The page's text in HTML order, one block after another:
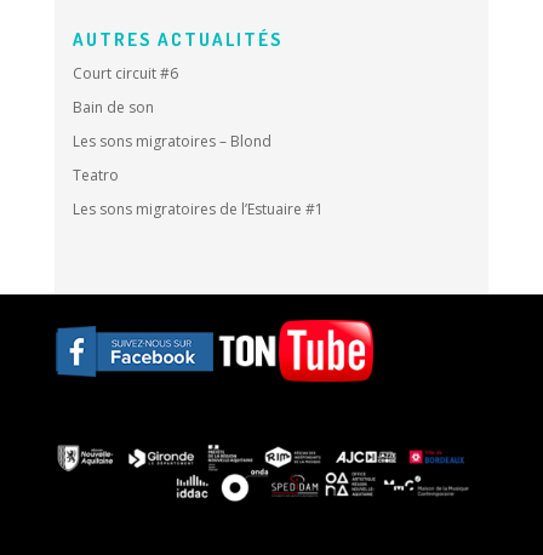
AUTRES ACTUALITÉS
Court circuit #6
Bain de son
Les sons migratoires – Blond
Teatro
Les sons migratoires de l’Estuaire #1